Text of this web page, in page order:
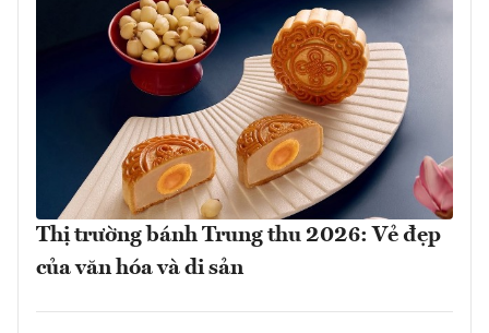
Thị trường bánh Trung thu 2026: Vẻ đẹp
của văn hóa và di sản